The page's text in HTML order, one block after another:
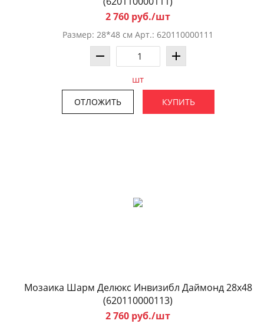
2 760 руб./шт
Размер: 28*48 см Арт.: 620110000111
шт
ОТЛОЖИТЬ КУПИТЬ
Мозаика Шарм Делюкс Инвизибл Даймонд 28x48
(620110000113)
2 760 руб./шт